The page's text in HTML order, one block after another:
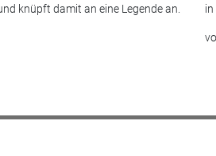
knüpft damit an eine Legende an.
in